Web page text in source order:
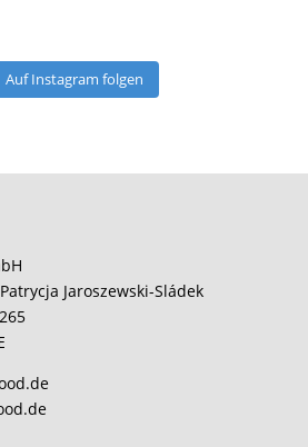
Auf Instagram folgen
Jaroszewski-Sládek